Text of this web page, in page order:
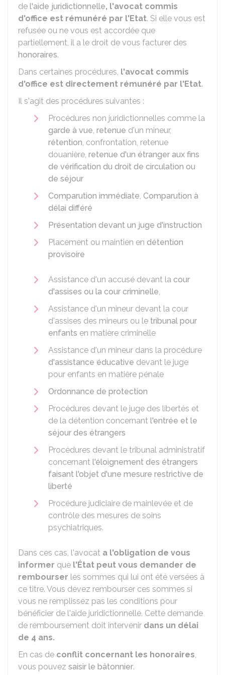
de l'aide juridictionnelle, l'avocat commis
d'office est rémunéré par l'Etat. Si elle vous est
refusée ou ne vous est accordée que
partiellement, il a le droit de vous facturer des
honoraires.
Dans certaines procédures, l'avocat commis
d'office est directement rémunéré par l'Etat.
Il s'agit des procédures suivantes :
Procédures non juridictionnelles comme la
garde à vue, retenue d'un mineur,
rétention, confrontation, retenue
douanière, retenue d'un étranger aux fins
de vérification du droit de circulation ou
de séjour
Comparution immédiate, Comparution à
délai différé
Présentation devant un juge d'instruction
Placement ou maintien en détention
provisoire
Assistance d'un accusé devant la cour
d'assises ou la cour criminelle,
Assistance d'un mineur devant la cour
d'assises des mineurs ou le tribunal pour
enfants en matière criminelle
Assistance d'un mineur dans la procédure
d'assistance éducative devant le juge
pour enfants en matière pénale
Ordonnance de protection
Procédures devant le juge des libertés et
de la détention concernant l'entrée et le
séjour des étrangers
Procédures devant le tribunal administratif
concernant l'éloignement des étrangers
faisant l'objet d'une mesure restrictive de
liberté
Procédure judiciaire de mainlevée et de
contrôle des mesures de soins
psychiatriques.
Dans ces cas, l'avocat a l'obligation de vous
informer que l'État peut vous demander de
rembourser les sommes qui lui ont été versées à
ce titre. Vous devez rembourser ces sommes si
vous ne remplissez pas les conditions pour
bénéficier de l'aide juridictionnelle. Cette demande
de remboursement doit intervenir dans un délai
de 4 ans.
En cas de conflit concernant les honoraires,
vous pouvez saisir le bâtonnier.